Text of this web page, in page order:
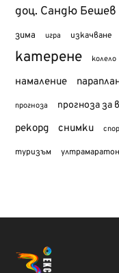
доц. Сандю Бешев
зима игра изкачване
катерене колело
намаление
прогноза прогноза за
рекорд снимки
туризъм ултрамаратон